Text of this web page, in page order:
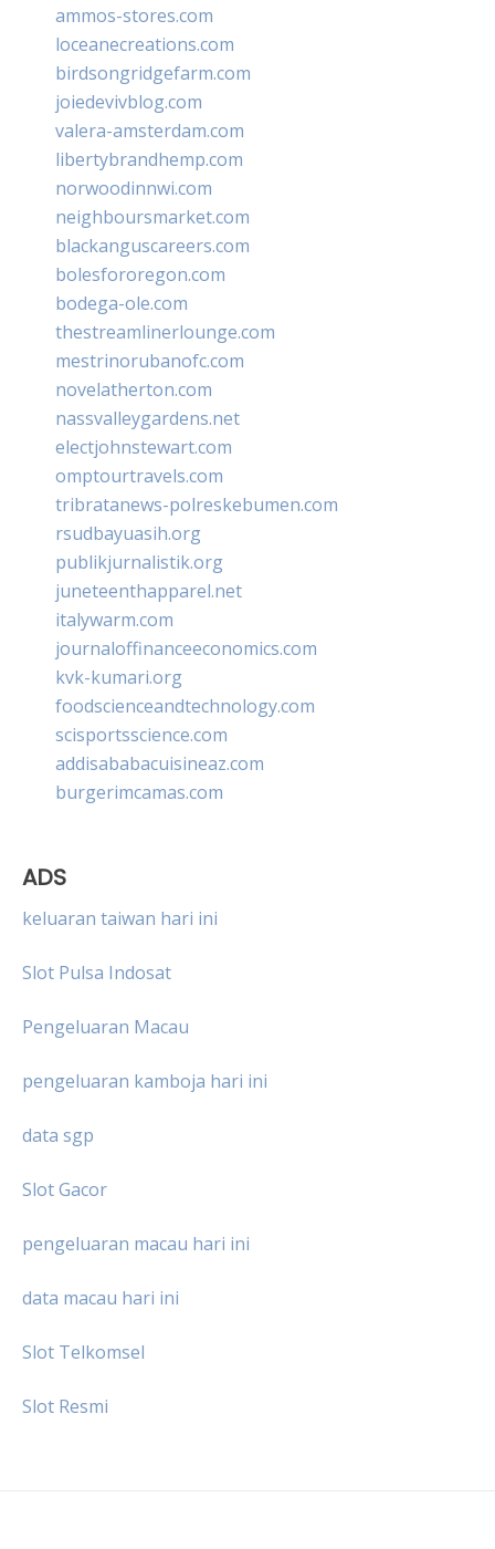
ammos-stores.com
loceanecreations.com
birdsongridgefarm.com
joiedevivblog.com
valera-amsterdam.com
libertybrandhemp.com
norwoodinnwi.com
neighboursmarket.com
blackanguscareers.com
bolesfororegon.com
bodega-ole.com
thestreamlinerlounge.com
mestrinorubanofc.com
novelatherton.com
nassvalleygardens.net
electjohnstewart.com
omptourtravels.com
tribratanews-polreskebumen.com
rsudbayuasih.org
publikjurnalistik.org
juneteenthapparel.net
italywarm.com
journaloffinanceeconomics.com
kvk-kumari.org
foodscienceandtechnology.com
scisportsscience.com
addisababacuisineaz.com
burgerimcamas.com
ADS
keluaran taiwan hari ini
Slot Pulsa Indosat
Pengeluaran Macau
pengeluaran kamboja hari ini
data sgp
Slot Gacor
pengeluaran macau hari ini
data macau hari ini
Slot Telkomsel
Slot Resmi